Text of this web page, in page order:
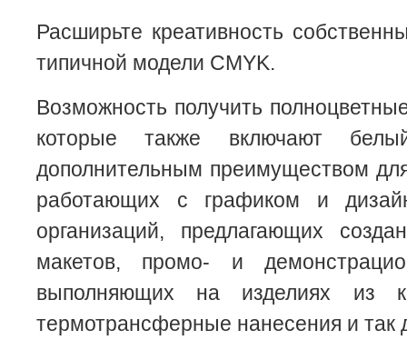
Расширьте креативность
типичной модели CMYK.
Возможность получить
которые также включают
дополнительным преимуществом
работающих с графиком и
организаций, предлагающих
макетов, промо- и
выполняющих на изделиях из
термотрансферные нанесения и так